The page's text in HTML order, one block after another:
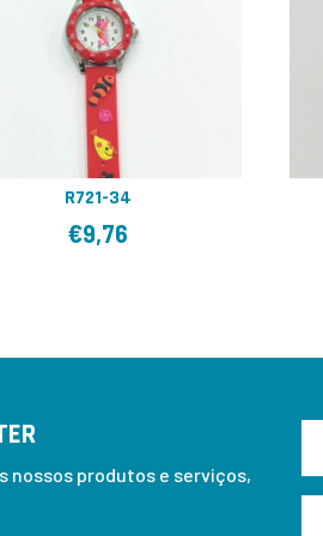
R721-34
€9,76
nossos produtos e serviços,